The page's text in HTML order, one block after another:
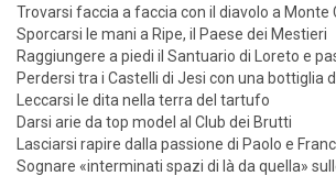
Trovarsi faccia a faccia con il diavolo a Monte
Sporcarsi le mani a Ripe, il Paese dei Mestieri
Raggiungere a piedi il Santuario di Loreto e
Perdersi tra i Castelli di Jesi con una bottiglia
Leccarsi le dita nella terra del tartufo
Darsi arie da top model al Club dei Brutti
Lasciarsi rapire dalla passione di Paolo e
Sognare «interminati spazi di là da quella»